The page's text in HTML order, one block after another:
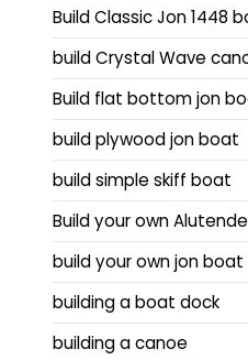
Build Classic Jon 1448
build Crystal Wave
Build flat bottom jon
build plywood jon boat
build simple skiff boat
Build your own
build your own jon boat
building a boat dock
building a canoe